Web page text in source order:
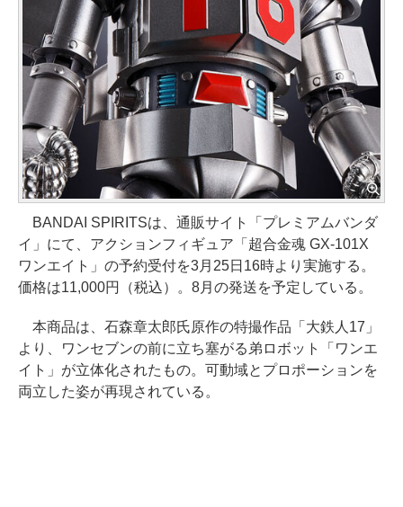
BANDAI SPIRITSは、通販サイト「プレミアムバンダ
イ」にて、アクションフィギュア「超合金魂 GX-101X
ワンエイト」の予約受付を3月25日16時より実施する。
価格は11,000円（税込）。8月の発送を予定している。
本商品は、石森章太郎氏原作の特撮作品「大鉄人17」
より、ワンセブンの前に立ち塞がる弟ロボット「ワンエ
イト」が立体化されたもの。可動域とプロポーションを
両立した姿が再現されている。